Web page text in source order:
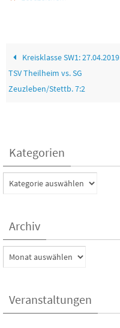
Kreisklasse SW1: 27.04.2019
TSV Theilheim vs. SG
Zeuzleben/Stettb. 7:2
Kategorien
Kategorien
Archiv
Archiv
Veranstaltungen